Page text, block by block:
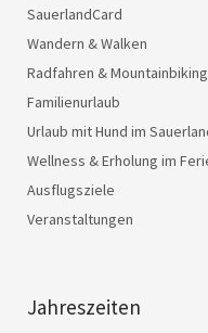
SauerlandCard
Wandern & Walken
Radfahren & Mountainbiking
Familienurlaub
Urlaub mit Hund im
Wellness & Erholung im
Ausflugsziele
Veranstaltungen
Jahreszeiten